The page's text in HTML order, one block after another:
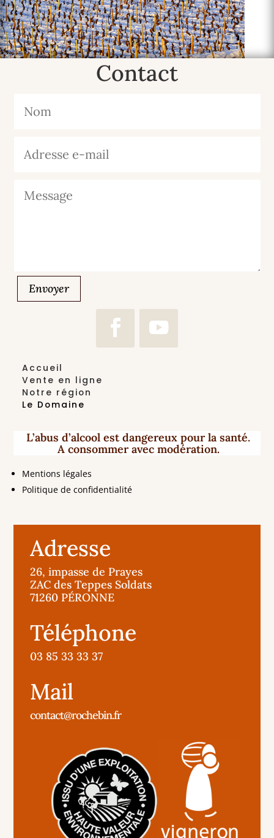
Contact
Envoyer
Accueil
Vente en ligne
Notre région
Le Domaine
L’abus d’alcool est dangereux pour la santé.
A consommer avec modération.
Mentions légales
Politique de confidentialité
Adresse
26, impasse de Prayes
ZAC des Teppes Soldats
71260 PÉRONNE
Téléphone
03 85 33 33 37
Mail
contact@rochebin.fr